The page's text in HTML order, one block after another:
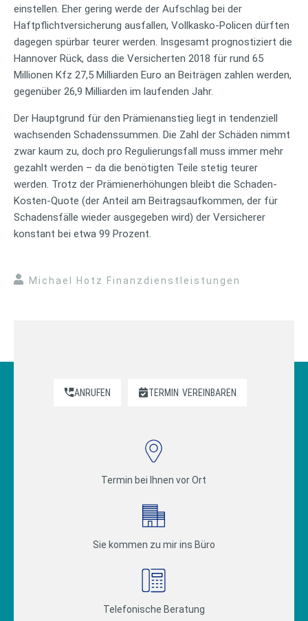
einstellen. Eher gering werde der Aufschlag bei der
Haftpflichtversicherung ausfallen, Vollkasko-Policen dürften
dagegen spürbar teurer werden. Insgesamt prognostiziert die
Hannover Rück, dass die Versicherten 2018 für rund 65
Millionen Kfz 27,5 Milliarden Euro an Beiträgen zahlen werden,
gegenüber 26,9 Milliarden im laufenden Jahr.
Der Hauptgrund für den Prämienanstieg liegt in tendenziell
wachsenden Schadenssummen. Die Zahl der Schäden nimmt
zwar kaum zu, doch pro Regulierungsfall muss immer mehr
gezahlt werden – da die benötigten Teile stetig teurer
werden. Trotz der Prämienerhöhungen bleibt die Schaden-
Kosten-Quote (der Anteil am Beitragsaufkommen, der für
Schadensfälle wieder ausgegeben wird) der Versicherer
konstant bei etwa 99 Prozent.
Michael Hotz Finanzdienstleistungen
ANRUFEN TERMIN VEREINBAREN
Termin bei Ihnen vor Ort
Sie kommen zu mir ins Büro
Telefonische Beratung